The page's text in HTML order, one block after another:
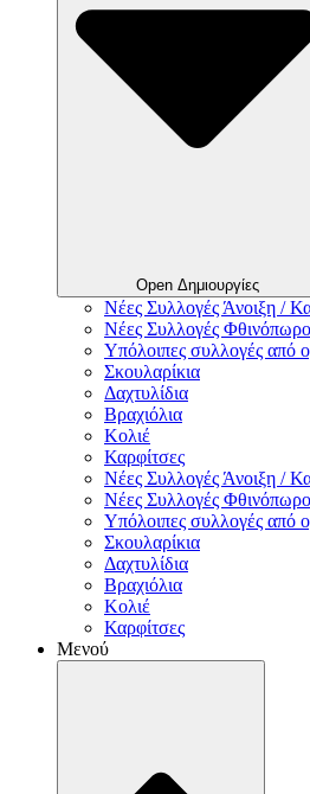
Open Δημιουργίες
Νέες Συλλογές Άνοιξη /
Νέες Συλλογές
Υπόλοιπες συλλογές από
Σκουλαρίκια
Δαχτυλίδια
Βραχιόλια
Κολιέ
Καρφίτσες
Νέες Συλλογές Άνοιξη /
Νέες Συλλογές
Υπόλοιπες συλλογές από
Σκουλαρίκια
Δαχτυλίδια
Βραχιόλια
Κολιέ
Καρφίτσες
Μενού